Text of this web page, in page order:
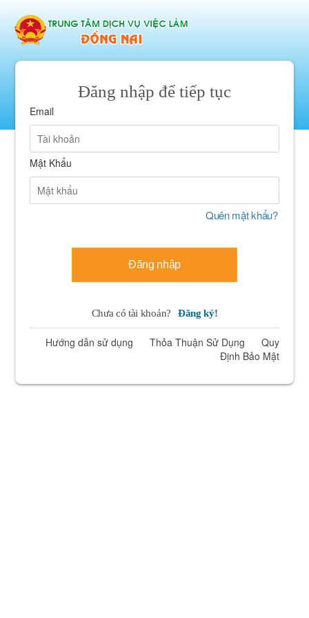
Đăng nhập để tiếp tục
Email
Mật Khẩu
Quên mật khẩu?
Đăng nhập
Chưa có tài khoản? Đăng ký!
Hướng dẫn sử dụng Thỏa Thuận Sử Dụng
Quy
Định Bảo Mật